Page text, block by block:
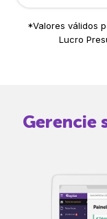
*Valores válidos
Lucro
Gerencie